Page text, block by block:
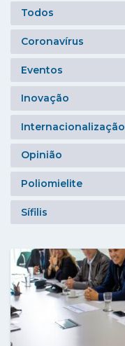
Todos
Coronavírus
Eventos
Inovação
Internacionalização
Opinião
Poliomielite
Sífilis